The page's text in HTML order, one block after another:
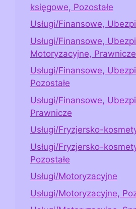
księgowe, Pozostałe
Usługi/Finansowe,
Usługi/Finansowe,
Motoryzacyjne, Prawnicze
Usługi/Finansowe,
Pozostałe
Usługi/Finansowe,
Prawnicze
Usługi/Fryzjersko-
Usługi/Fryzjersko-
Pozostałe
Usługi/Motoryzacyjne
Usługi/Motoryzacyjne,